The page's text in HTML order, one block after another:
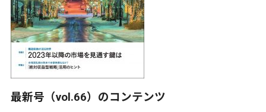
最新号（vol.66）のコンテンツ